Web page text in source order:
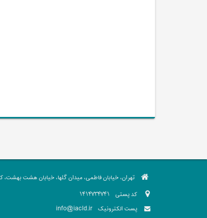
تهران، خیابان فاطمی، میدان گلها، خیابان هشت بهشت،
کد پستی
پست الکترونیک info@iacld.ir